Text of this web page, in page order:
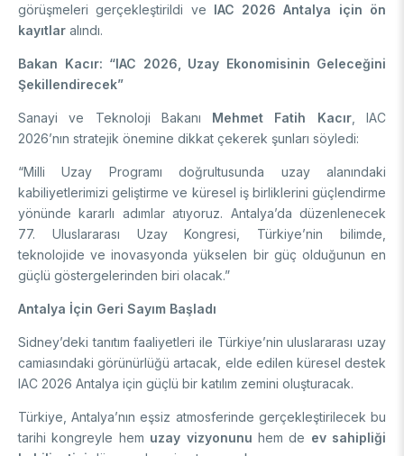
görüşmeleri gerçekleştirildi ve IAC 2026 Antalya için ön
kayıtlar alındı.
Bakan Kacır: “IAC 2026, Uzay Ekonomisinin Geleceğini
Şekillendirecek”
Sanayi ve Teknoloji Bakanı Mehmet Fatih Kacır, IAC
2026’nın stratejik önemine dikkat çekerek şunları söyledi:
“Milli Uzay Programı doğrultusunda uzay alanındaki
kabiliyetlerimizi geliştirme ve küresel iş birliklerini güçlendirme
yönünde kararlı adımlar atıyoruz. Antalya’da düzenlenecek
77. Uluslararası Uzay Kongresi, Türkiye’nin bilimde,
teknolojide ve inovasyonda yükselen bir güç olduğunun en
güçlü göstergelerinden biri olacak.”
Antalya İçin Geri Sayım Başladı
Sidney’deki tanıtım faaliyetleri ile Türkiye’nin uluslararası uzay
camiasındaki görünürlüğü artacak, elde edilen küresel destek
IAC 2026 Antalya için güçlü bir katılım zemini oluşturacak.
Türkiye, Antalya’nın eşsiz atmosferinde gerçekleştirilecek bu
tarihi kongreyle hem uzay vizyonunu hem de ev sahipliği